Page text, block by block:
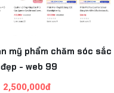
mỹ phẩm chăm sóc sắc
đẹp - web 99
2,500,000đ